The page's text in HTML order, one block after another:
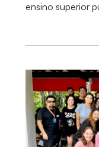
ensino superior